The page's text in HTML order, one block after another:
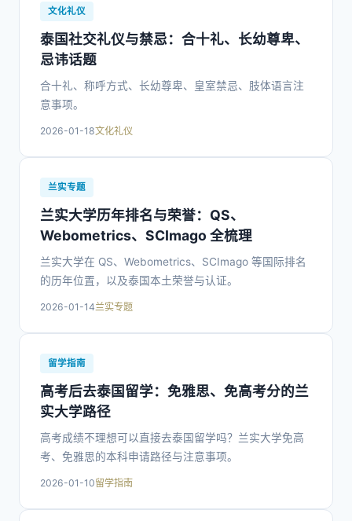
文化礼仪
泰国社交礼仪与禁忌：合十礼、长幼尊卑、
忌讳话题
合十礼、称呼方式、长幼尊卑、皇室禁忌、肢体语言注
意事项。
2026-01-18文化礼仪
兰实专题
兰实大学历年排名与荣誉：QS、
Webometrics、SCImago 全梳理
兰实大学在 QS、Webometrics、SCImago 等国际排名
的历年位置，以及泰国本土荣誉与认证。
2026-01-14兰实专题
留学指南
高考后去泰国留学：免雅思、免高考分的兰
实大学路径
高考成绩不理想可以直接去泰国留学吗？兰实大学免高
考、免雅思的本科申请路径与注意事项。
2026-01-10留学指南